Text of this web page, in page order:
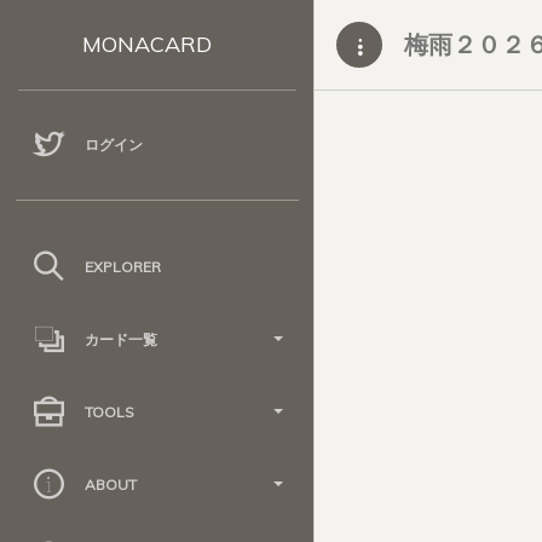
MONACARD
ログイン
EXPLORER
カード一覧
TOOLS
ABOUT
梅雨２０２